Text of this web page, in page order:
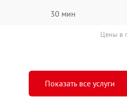
30 мин
Цены в
Показать все услуги